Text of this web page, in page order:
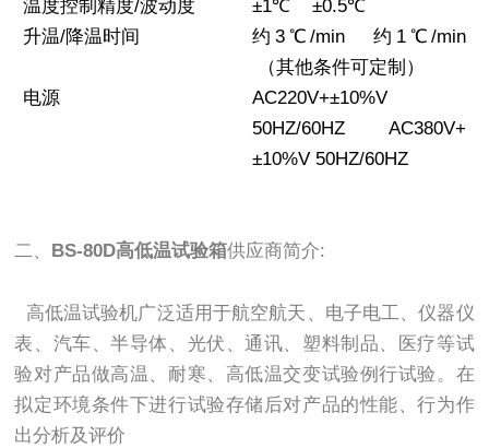
温度控制精度/波动度 ±1℃
±0.5℃
升温/降温时间
约3℃/min 约1℃/min
（其他条件可定制）
电源
AC220V+±10%V
50HZ/60HZ AC380V+
±10%V 50HZ/60HZ
二、 BS-80D高低温试验箱供应商简介:
高低温试验机广泛适用于航空航天、电子电工、仪器仪
表、汽车、半导体、光伏、通讯、塑料制品、医疗等试
验对产品做高温、耐寒、高低温交变试验例行试验。在
拟定环境条件下进行试验存储后对产品的性能、行为作
出分析及评价